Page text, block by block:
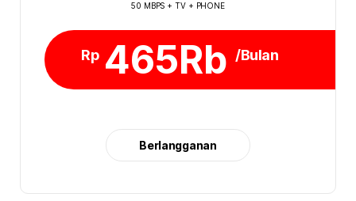
50 MBPS + TV + PHONE
Rp 465Rb /Bulan
Berlangganan